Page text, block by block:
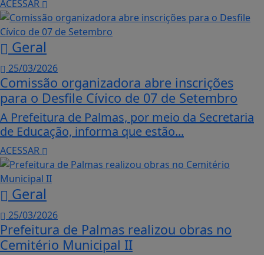
ACESSAR
Geral
25/03/2026
Comissão organizadora abre inscrições
para o Desfile Cívico de 07 de Setembro
A Prefeitura de Palmas, por meio da Secretaria
de Educação, informa que estão...
ACESSAR
Geral
25/03/2026
Prefeitura de Palmas realizou obras no
Cemitério Municipal II